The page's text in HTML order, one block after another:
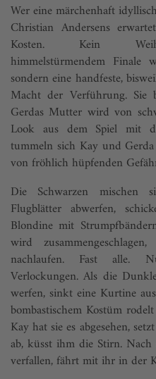
Wer eine märchenhaft
Christian Andersens
Kosten. Kein
himmelstürmendem Finale
sondern eine handfeste,
Macht der Verführung.
Gerdas Mutter wird von
Look aus dem Spiel mit
tummeln sich Kay und
von fröhlich hüpfenden
Die Schwarzen mischen
Flugblätter abwerfen,
Blondine mit
wird
nachlaufen. Fast alle.
Verlockungen. Als die
werfen, sinkt eine Kurtine
bombastischem Kostüm
Kay hat sie es abgesehen,
ab, küsst ihm die Stirn.
verfallen, fährt mit ihr in der